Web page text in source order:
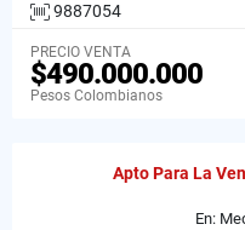
9887054
PRECIO VENTA
$490.000.000
Pesos Colombianos
Apto Para La
En: